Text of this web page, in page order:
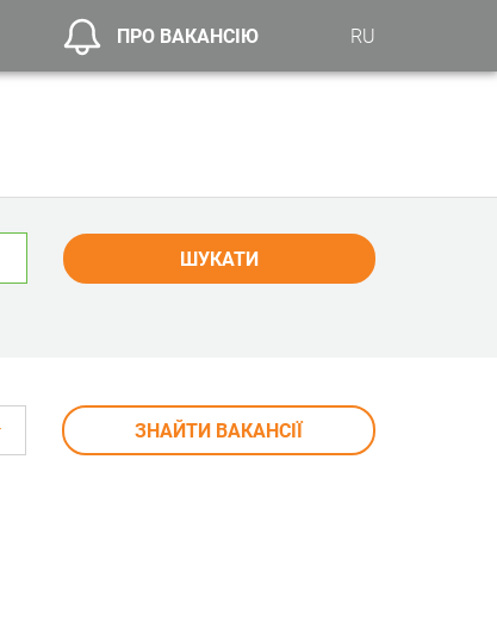
ПРО ВАКАНСІЮ RU
ШУКАТИ
ЗНАЙТИ ВАКАНСІЇ